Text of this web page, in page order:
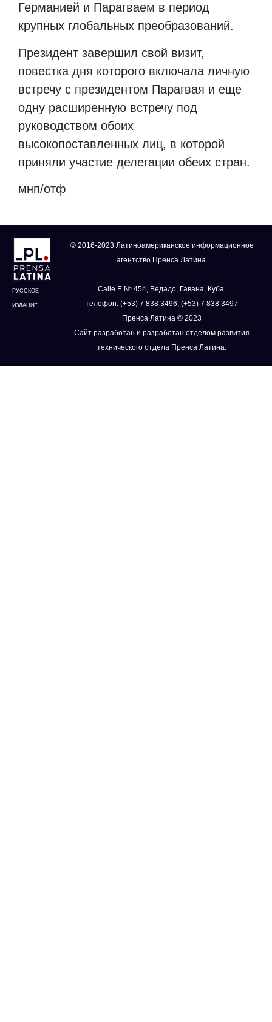
Германией и Парагваем в период
крупных глобальных преобразований.
Президент завершил свой визит,
повестка дня которого включала личную
встречу с президентом Парагвая и еще
одну расширенную встречу под
руководством обоих
высокопоставленных лиц, в которой
приняли участие делегации обеих стран.
мнп/отф
РУССКОЕ
ИЗДАНИЕ
© 2016-2023 Латиноамериканское информационное
агентство Пренса Латина.
Calle E № 454, Ведадо, Гавана, Куба.
телефон: (+53) 7 838 3496, (+53) 7 838 3497
Пренса Латина © 2023
Сайт разработан и разработан отделом развития
технического отдела Пренса Латина.